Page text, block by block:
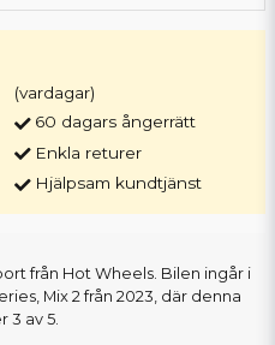
(vardagar)
60 dagars ångerrätt
Enkla returer
Hjälpsam kundtjänst
från Hot Wheels. Bilen ingår i
Mix 2 från 2023, där denna
3 av 5.